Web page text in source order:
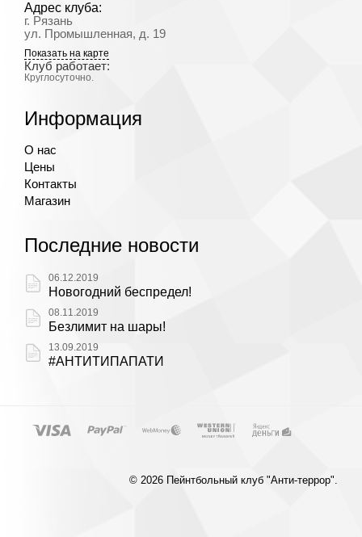
Адрес клуба:
г. Рязань
ул. Промышленная, д. 19
Показать на карте
Клуб работает:
Круглосуточно.
Информация
О нас
Цены
Контакты
Магазин
Последние новости
06.12.2019
Новогодний беспредел!
08.11.2019
Безлимит на шары!
13.09.2019
#АНТИТИПАПАТИ
© 2026 Пейнтбольный клуб "Анти-террор".